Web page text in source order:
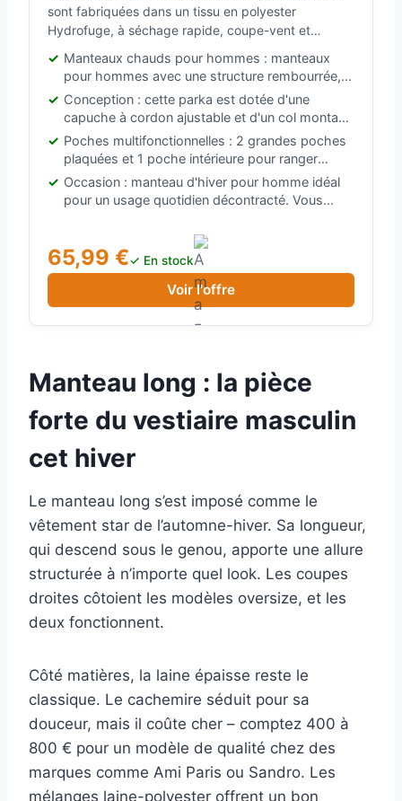
Manteaux Matelassée en Coton
Vestes de Randonnée Ski, Noir, L
sont fabriquées dans un tissu en polyester
Hydrofuge, à séchage rapide, coupe-vent et
résistant à l'abrasion. Elles protègent efficacement
du froid et empêchent la pluie et la neige de
pénétrer.
Manteaux chauds pour hommes : manteaux
pour hommes avec une structure rembourrée,
qui offrent une excellente isolation pour vous
garder au chaud même par temps glacial.
Conception : cette parka est dotée d'une
capuche à cordon ajustable et d'un col montant
qui offrent une meilleure protection contre le
vent froid. Elle vous garde au chaud pendant les
journées froides.
Poches multifonctionnelles : 2 grandes poches
plaquées et 1 poche intérieure pour ranger
facilement votre téléphone, vos clés et autres
petits objets, garder les mains libres et profiter
des activités de plein air en toute sécurité.
Occasion : manteau d'hiver pour homme idéal
pour un usage quotidien décontracté. Vous
plein air en hiver, comme le travail, les voyages,
la randonnée, le camping, le ski, le snowboard
et d'autres sports de plein air en hiver ou par
65,99 €✓ En stock
Voir l'offre
Manteau long : la pièce
forte du vestiaire masculin
cet hiver
Le manteau long s’est imposé comme le
vêtement star de l’automne-hiver. Sa longueur,
qui descend sous le genou, apporte une allure
structurée à n’importe quel look. Les coupes
droites côtoient les modèles oversize, et les
deux fonctionnent.
Côté matières, la laine épaisse reste le
classique. Le cachemire séduit pour sa
douceur, mais il coûte cher – comptez 400 à
800 € pour un modèle de qualité chez des
marques comme Ami Paris ou Sandro. Les
mélanges laine-polyester offrent un bon